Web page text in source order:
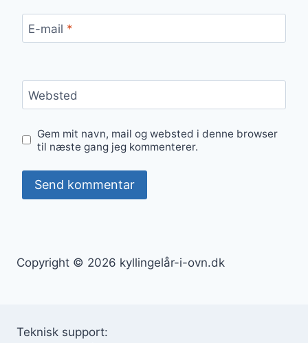
E-mail *
Websted
Gem mit navn, mail og websted i denne browser
til næste gang jeg kommenterer.
Copyright © 2026 kyllingelår-i-ovn.dk
Teknisk support: